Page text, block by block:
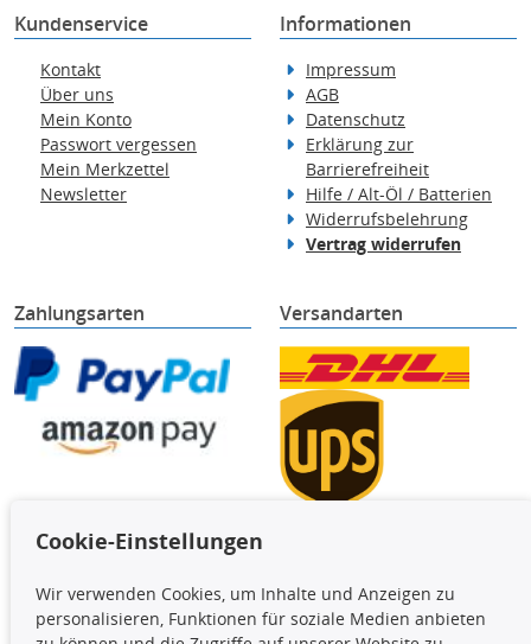
Kundenservice
Kontakt
Über uns
Mein Konto
Passwort vergessen
Mein Merkzettel
Newsletter
Informationen
Impressum
AGB
Datenschutz
Erklärung zur
Barrierefreiheit
Hilfe / Alt-Öl / Batterien
Widerrufsbelehrung
Vertrag widerrufen
Zahlungsarten Versandarten
Die hier angezeigten Daten,
Cookie-Einstellungen
Wir verwenden Cookies, um Inhalte und Anzeigen zu
personalisieren, Funktionen für soziale Medien anbieten